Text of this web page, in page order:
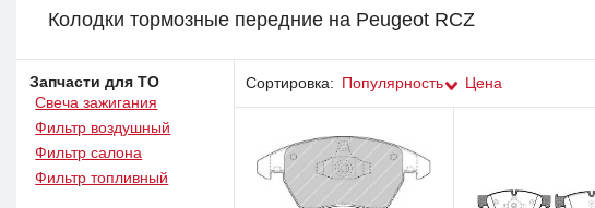
Колодки тормозные передние на Peugeot RCZ
Запчасти для ТО
Свеча зажигания
Фильтр воздушный
Фильтр салона
Фильтр топливный
Сортировка: Популярность Цена